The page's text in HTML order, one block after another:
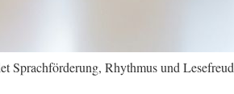
Sprachförderung, Rhythmus und